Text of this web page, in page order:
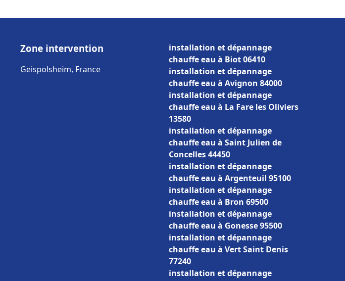
Zone intervention
Geispolsheim, France
installation et dépannage
chauffe eau à Biot 06410
installation et dépannage
chauffe eau à Avignon 84000
installation et dépannage
chauffe eau à La Fare les Oliviers
13580
installation et dépannage
chauffe eau à Saint Julien de
Concelles 44450
installation et dépannage
chauffe eau à Argenteuil 95100
installation et dépannage
chauffe eau à Bron 69500
installation et dépannage
chauffe eau à Gonesse 95500
installation et dépannage
chauffe eau à Vert Saint Denis
77240
installation et dépannage